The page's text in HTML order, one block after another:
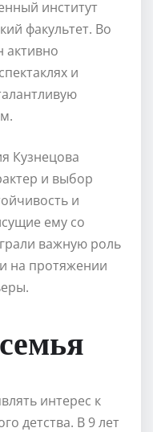
институт
факультет. Во
активно
и
Кузнецова
и выбор
и
ему со
важную роль
на протяжении
интерес к
детства. В 9 лет